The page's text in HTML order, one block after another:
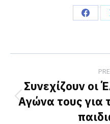
Share
navigation
Συνεχίζουν οι
Αγώνα τους για